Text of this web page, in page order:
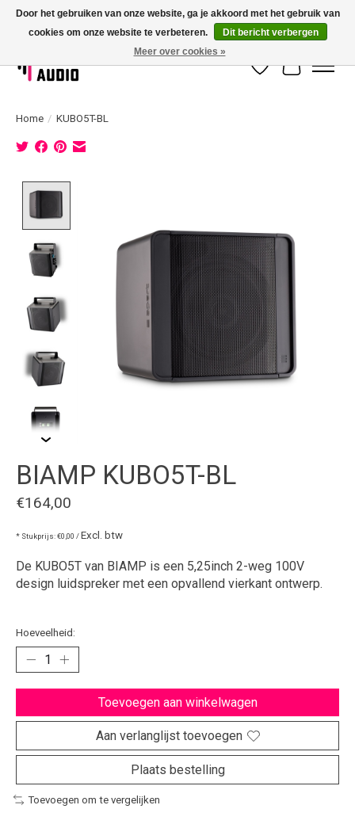
Dé specialist in 100 volt geluidsinstallatie met eigen installatieservice!
Verlanglijst
Home / KUBO5T-BL
BIAMP KUBO5T-BL
€164,00
* Stukprijs: €0,00 /Excl. btw
De KUBO5T van BIAMP is een 5,25inch 2-weg 100V
design luidspreker met een opvallend vierkant ontwerp.
Hoeveelheid:
Toevoegen aan winkelwagen
Aan verlanglijst toevoegen
Plaats bestelling
Toevoegen om te vergelijken
Door het gebruiken van onze website, ga je akkoord met het gebruik van
cookies om onze website te verbeteren.
Dit bericht verbergen
Meer over cookies »